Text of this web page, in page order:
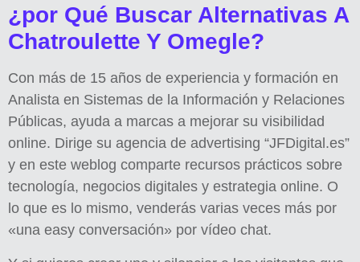
¿por Qué Buscar Alternativas A
Chatroulette Y Omegle?
Con más de 15 años de experiencia y formación en
Analista en Sistemas de la Información y Relaciones
Públicas, ayuda a marcas a mejorar su visibilidad
online. Dirige su agencia de advertising “JFDigital.es”
y en este weblog comparte recursos prácticos sobre
tecnología, negocios digitales y estrategia online. O
lo que es lo mismo, venderás varias veces más por
«una easy conversación» por vídeo chat.